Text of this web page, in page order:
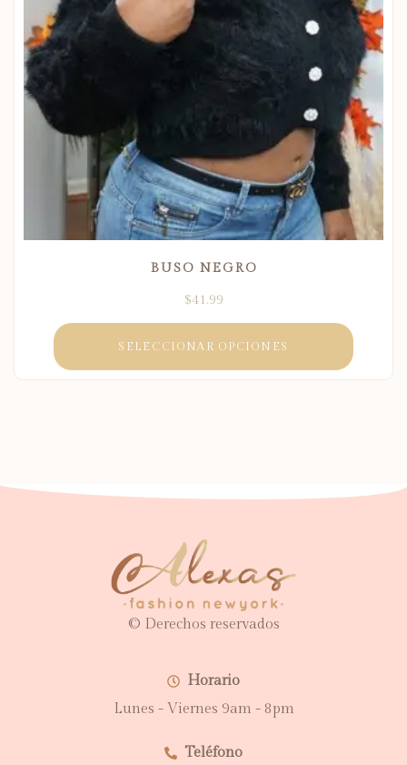
BUSO NEGRO
$41.99
SELECCIONAR OPCIONES
© Derechos reservados
Horario
Lunes - Viernes 9am - 8pm
Teléfono